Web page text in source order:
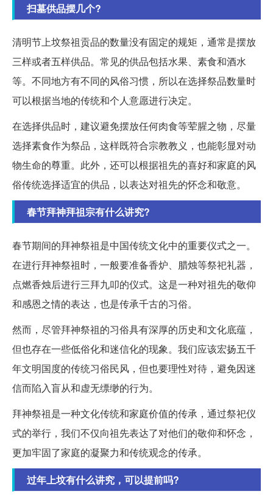
扫墓供品摆几个?
清明节上坟祭祖贡品的数量没有固定的规矩，通常是摆放
三样或者五样供品。常见的供品包括水果、素食和酒水
等。不同地方有不同的风俗习惯，所以在选择祭品数量时
可以根据当地的传统和个人意愿进行决定。
在选择供品时，建议避免摆放任何肉食等荤腥之物，尽量
选择素食作为祭品，这样既符合宗教教义，也能彰显对动
物生命的尊重。此外，还可以根据祖先的喜好和家庭的风
俗传统选择适宜的供品，以表达对祖先的怀念和敬意。
春节拜神拜祖宗有什么讲究?
春节期间的拜神祭祖是中国传统文化中的重要仪式之一。
在进行拜神祭祖时，一般要准备香炉、腊烛等祭祀礼器，
点燃香烛后进行三拜九叩的仪式。这是一种对祖先的敬仰
和感恩之情的表达，也是传承千古的习俗。
然而，尽管拜神祭祖的习俗具有深厚的历史和文化底蕴，
但也存在一些低俗化和迷信化的现象。我们应该宏扬五千
年文明国度的传统习俗民风，但也要理性对待，避免因迷
信而陷入盲从和虚无缥缈的行为。
拜神祭祖是一种文化传统和家庭价值的传承，通过祭祀仪
式的举行，我们不仅向祖先表达了对他们的敬仰和怀念，
更加牢固了家庭的凝聚力和传统观念的传承。
过年上坟有什么讲究，可以提前吗?